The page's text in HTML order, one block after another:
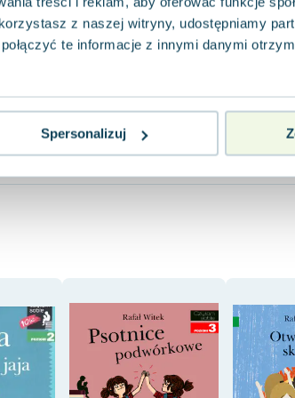
z naszej witryny, udostępniamy
te informacje z innymi danymi
Spersonalizuj
10.08
0.0
Twarda Pakujemy 10.08
Nowa Używana Wyprzedaż
Do koszyka
Miękka
Nowa
Do